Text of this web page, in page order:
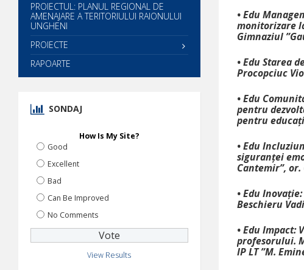
• Edu
monitorizare
Gimnaziul
• Edu Starea
Procopciuc
• Edu
pentru
pentru
• Edu
siguranței
Cantemir”,
• Edu
Beschieru
• Edu
profesorului.
IP LT ”M.
PROIECTUL: PLANUL REGIONAL DE
AMENAJARE A TERITORIULUI RAIONULUI
UNGHENI
PROIECTE
RAPOARTE
SONDAJ
How Is My Site?
Good
Excellent
Bad
Can Be Improved
No Comments
View Results